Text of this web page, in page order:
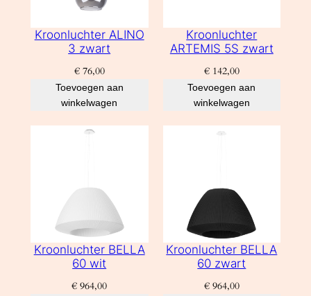
Kroonluchter ALINO
3 zwart
€76,00
Toevoegen aan
winkelwagen
Kroonluchter
ARTEMIS 5S zwart
€142,00
Toevoegen aan
winkelwagen
Kroonluchter BELLA
60 wit
€ 964,00
Kroonluchter BELLA
60 zwart
€964,00